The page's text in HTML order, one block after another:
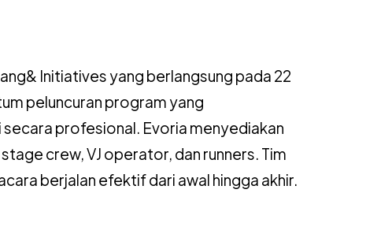
Initiatives yang berlangsung pada 22
peluncuran program yang
profesional. Evoria menyediakan
crew, VJ operator, dan runners. Tim
berjalan efektif dari awal hingga akhir.